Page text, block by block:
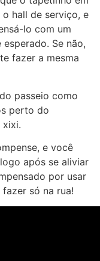
hall de serviço, e
lo com um
Se não,
fazer a mesma
passeio como
perto do
xixi.
e você
após se aliviar
por usar
só na rua!